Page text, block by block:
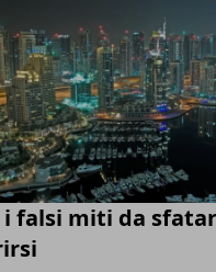
i falsi miti da